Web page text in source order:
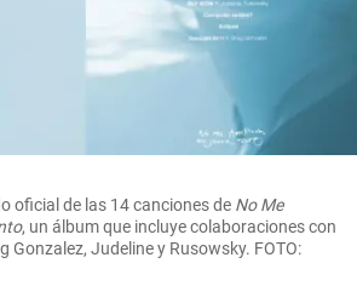
oficial de las 14 canciones de No Me
, un álbum que incluye colaboraciones con
Gonzalez, Judeline y Rusowsky. FOTO: